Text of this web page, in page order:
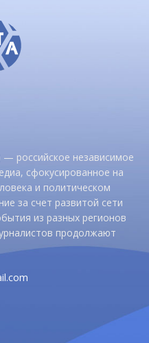
— российское независимое
сфокусированное на
и политическом
за счет развитой сети
из разных регионов
продолжают